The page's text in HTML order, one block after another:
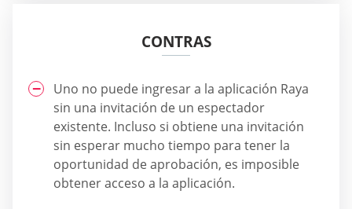
CONTRAS
Uno no puede ingresar a la aplicación Raya
sin una invitación de un espectador
existente. Incluso si obtiene una invitación
sin esperar mucho tiempo para tener la
oportunidad de aprobación, es imposible
obtener acceso a la aplicación.